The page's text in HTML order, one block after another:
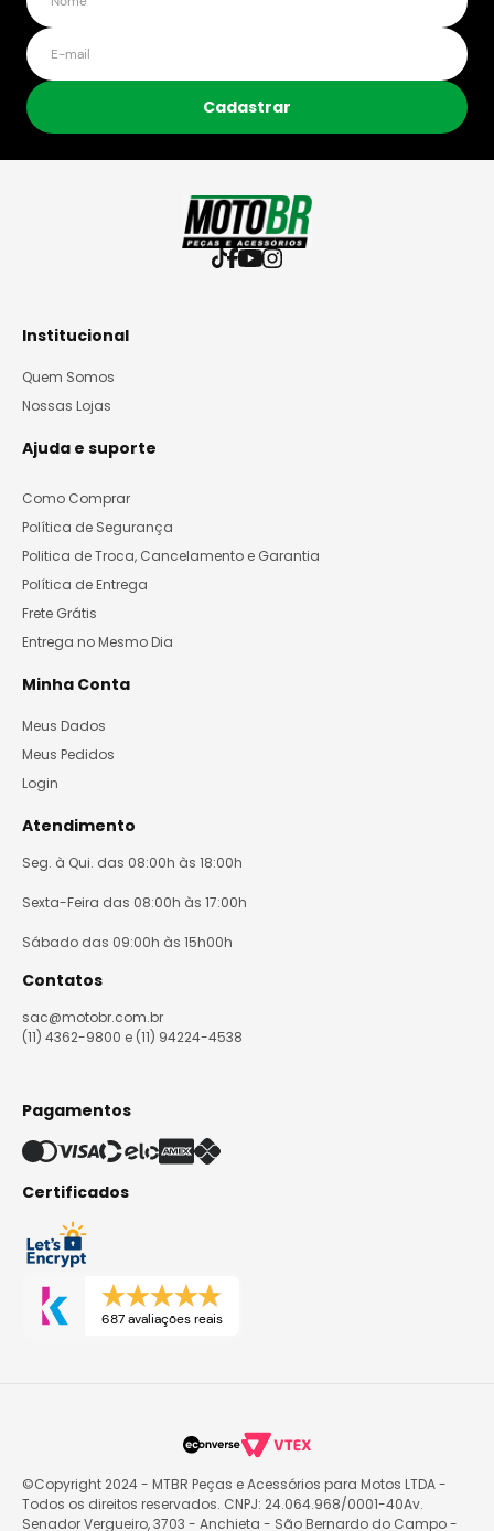
Cadastrar
Institucional
Quem Somos
Nossas Lojas
Ajuda e suporte
Como Comprar
Política de Segurança
Politica de Troca, Cancelamento e Garantia
Política de Entrega
Frete Grátis
Entrega no Mesmo Dia
Minha Conta
Meus Dados
Meus Pedidos
Login
Atendimento
Seg. à Qui. das 08:00h às 18:00h
Sexta-Feira das 08:00h às 17:00h
Sábado das 09:00h às 15h00h
Contatos
sac@motobr.com.br
(11) 4362-9800 e (11) 94224-4538
Pagamentos
Certificados
687 avaliações reais
©Copyright 2024 - MTBR Peças e Acessórios para Motos LTDA -
Todos os direitos reservados. CNPJ: 24.064.968/0001-40Av.
Senador Vergueiro, 3703 - Anchieta - São Bernardo do Campo -